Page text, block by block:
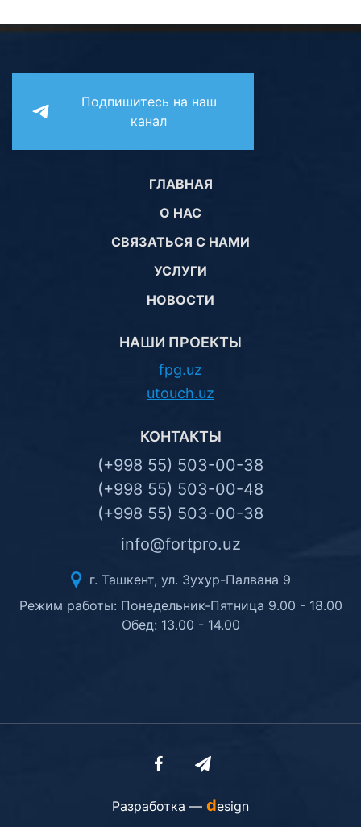
Подпишитесь на наш
канал
ГЛАВНАЯ
О НАС
СВЯЗАТЬСЯ С НАМИ
УСЛУГИ
НОВОСТИ
НАШИ ПРОЕКТЫ
fpg.uz
utouch.uz
КОНТАКТЫ
(+998 55) 503-00-38
(+998 55) 503-00-48
(+998 55) 503-00-38
info@fortpro.uz
г. Ташкент, ул. Зухур-Палвана 9
Режим работы: Понедельник-Пятница 9.00 - 18.00
Обед: 13.00 - 14.00
Разработка — design